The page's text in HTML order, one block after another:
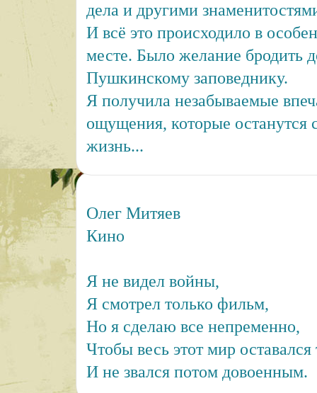
дела и другими
И всё это происходило в
месте. Было желание бродить
Пушкинскому заповеднику.
Я получила незабываемые
ощущения, которые
жизнь...
Олег Митяев
Кино
Я не видел войны,
Я смотрел только фильм,
Но я сделаю все непременно,
Чтобы весь этот мир оставался
И не звался потом довоенным.